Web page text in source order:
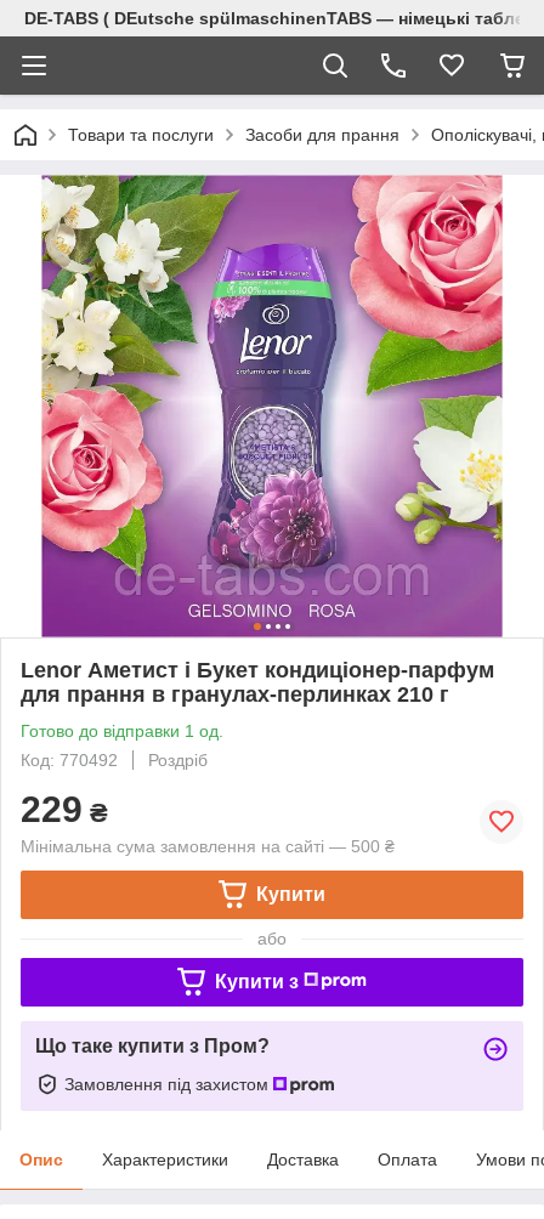
DE-TABS ( DEutsche spülmaschinenTABS ― німецькі
Товари та послуги Засоби для прання
Lenor Аметист і Букет кондиціонер-парфум
для прання в гранулах-перлинках 210 г
Готово до відправки 1 од.
Код: 770492
Роздріб
229 ₴
Мінімальна сума замовлення на сайті — 500 ₴
Купити
або
Купити з
Що таке купити з Пром?
Замовлення під захистом
Опис Характеристики Доставка Оплата Умови